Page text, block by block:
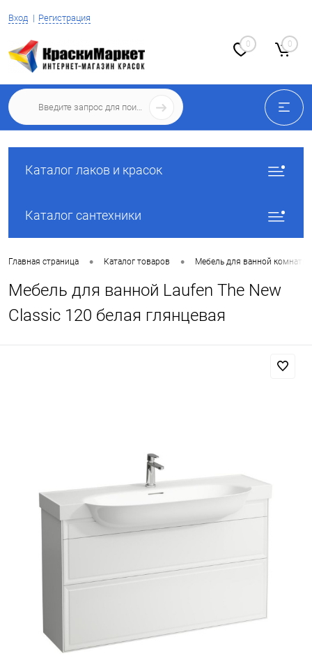
Вход Регистрация
0 0
Каталог лаков и красок
Каталог сантехники
Главная страница • Каталог товаров • Мебель для ванной комнаты
Мебель для ванной Laufen The New
Classic 120 белая глянцевая